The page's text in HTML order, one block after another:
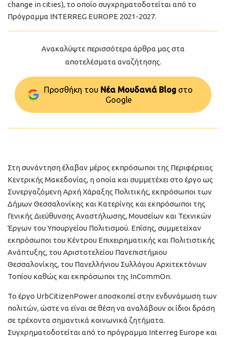
change in cities), το οποίο συγχρηματοδοτείται από το
Πρόγραμμα INTERREG EUROPE 2021-2027.
Ανακαλύψτε περισσότερα άρθρα μας στα
αποτελέσματα αναζήτησης.
Προσθήκη του Νέα Μουδανιά Blog στo
Google
Στη συνάντηση έλαβαν μέρος εκπρόσωποι της Περιφέρειας
Κεντρικής Μακεδονίας, η οποία και συμμετέχει στο έργο ως
Συνεργαζόμενη Αρχή Χάραξης Πολιτικής, εκπρόσωποι των
Δήμων Θεσσαλονίκης και Κατερίνης και εκπρόσωποι της
Γενικής Διεύθυνσης Αναστήλωσης, Μουσείων και Τεχνικών
Έργων του Υπουργείου Πολιτισμού. Επίσης, συμμετείχαν
εκπρόσωποι του Κέντρου Επιχειρηματικής και Πολιτιστικής
Ανάπτυξης, του Αριστοτελείου Πανεπιστήμιου
Θεσσαλονίκης, του Πανελλήνιου Συλλόγου Αρχιτεκτόνων
Τοπίου καθώς και εκπρόσωποι της InCommOn.
Το έργο UrbCitizenPower αποσκοπεί στην ενδυνάμωση των
πολιτών, ώστε να είναι σε θέση να αναλάβουν οι ίδιοι δράση
σε τρέχοντα σημαντικά κοινωνικά ζητήματα.
Συγχρηματοδοτείται από το πρόγραμμα Interreg Europe και